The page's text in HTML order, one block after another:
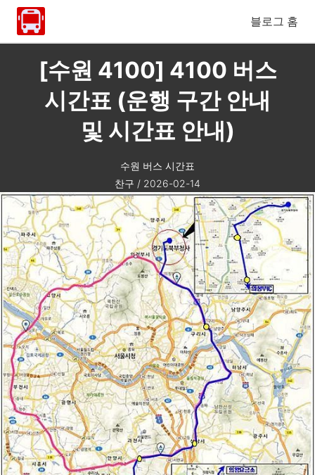
블로그 홈
[수원 4100] 4100 버스
시간표 (운행 구간 안내
및 시간표 안내)
수원 버스 시간표
찬구 / 2026-02-14